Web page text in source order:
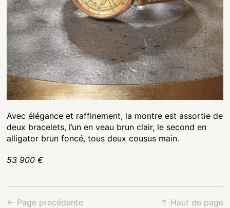
Avec élégance et raffinement, la montre est assortie de
deux bracelets, l’un en veau brun clair, le second en
alligator brun foncé, tous deux cousus main.
53 900 €
← Page précédente ↑ Haut de page